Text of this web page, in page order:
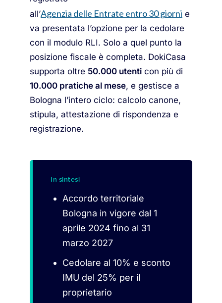
all’Agenzia delle Entrate entro 30 giorni e
va presentata l’opzione per la cedolare
con il modulo RLI. Solo a quel punto la
posizione fiscale è completa. DokiCasa
supporta oltre 50.000 utenti con più di
10.000 pratiche al mese, e gestisce a
Bologna l’intero ciclo: calcolo canone,
stipula, attestazione di rispondenza e
registrazione.
In sintesi
Accordo territoriale
Bologna in vigore dal 1
aprile 2024 fino al 31
marzo 2027
Cedolare al 10% e sconto
IMU del 25% per il
proprietario